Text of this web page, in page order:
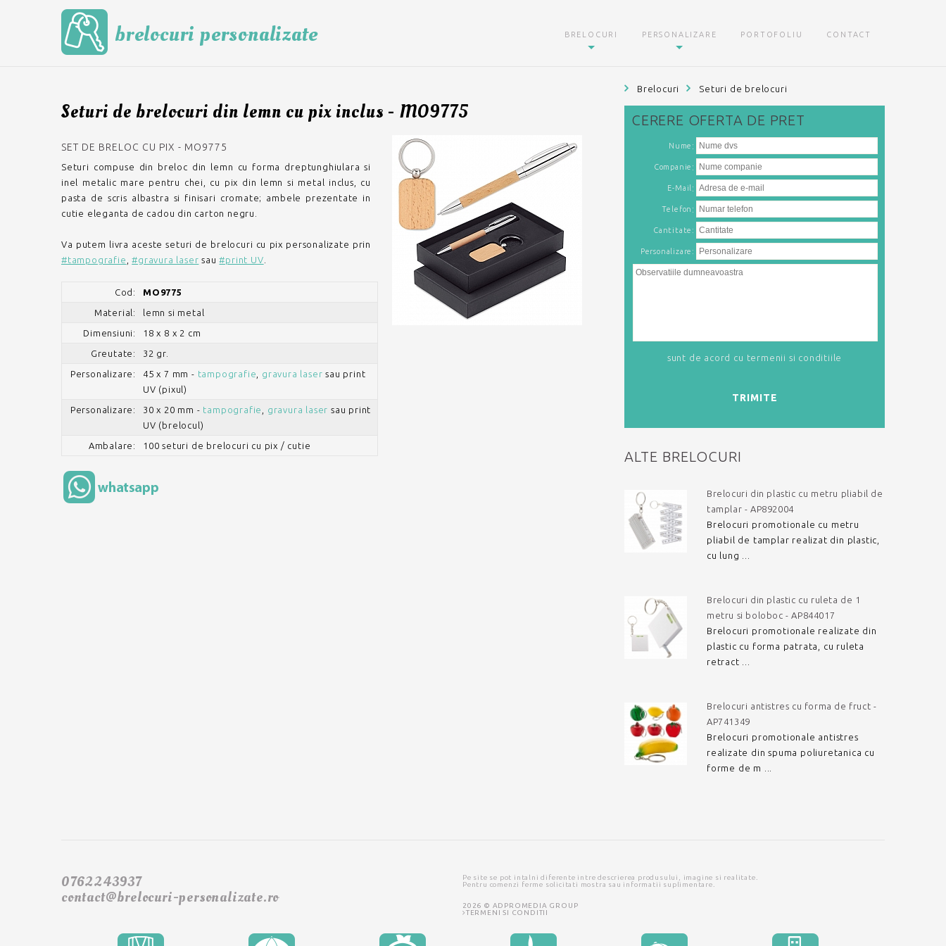
brelocuri personalizate BRELOCURI PERSONALIZARE PORTOFOLIU CONTACT
Seturi de brelocuri din lemn cu pix inclus - MO9775
SET DE BRELOC CU PIX - MO9775
Seturi compuse din breloc din lemn cu forma dreptunghiulara si
inel metalic mare pentru chei, cu pix din lemn si metal inclus, cu
pasta de scris albastra si finisari cromate; ambele prezentate in
cutie eleganta de cadou din carton negru.
Va putem livra aceste seturi de brelocuri cu pix personalizate prin
#tampografie
,#gravura laser sau#print UV
Cod: MO9775
Material: lemn si metal
Dimensiuni: 18 x 8 x 2 cm
Greutate: 32 gr.
Personalizare: 45 x 7 mm - tampografie gravura laser sau print
UV (pixul)
Personalizare: 30 x 20 mm - tampografie gravura laser sau print
UV (brelocul)
Ambalare: 100 seturi de brelocuri cu pix / cutie
Brelocuri Seturi de brelocuri
CERERE OFERTA DE PRET
Nume :
Companie :
E-Mail :
Telefon :
Cantitate:
Personalizare:
sunt de acord cu termenii si conditiile
TRIMITE
ALTE BRELOCURI
Brelocuri din plastic cu metru pliabil de
tamplar - AP892004
Brelocuri promotionale cu metru
pliabil de tamplar realizat din plastic,
cu lung ...
Brelocuri din plastic cu ruleta de 1
metru si boloboc - AP844017
Brelocuri promotionale realizate din
plastic cu forma patrata, cu ruleta
retract ...
Brelocuri antistres cu forma de fruct -
AP741349
Brelocuri promotionale antistres
realizate din spuma poliuretanica cu
forme de m ...
0762243937
contact@brelocuri-personalizate.ro
Pe site se pot intalni diferente intre descrierea produsului, imagine si realitate.
Pentru comenzi ferme solicitati mostra sau informatii suplimentare.
2026 © ADPROMEDIA GROUP
TERMENI SI CONDITII